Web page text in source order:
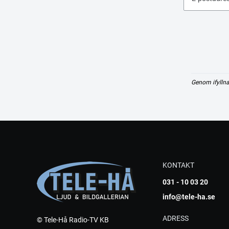
Genom
© Tele-Hå Radio-TV KB
KONTAKT
031 - 10 03 20
info@tele-ha.se
ADRESS